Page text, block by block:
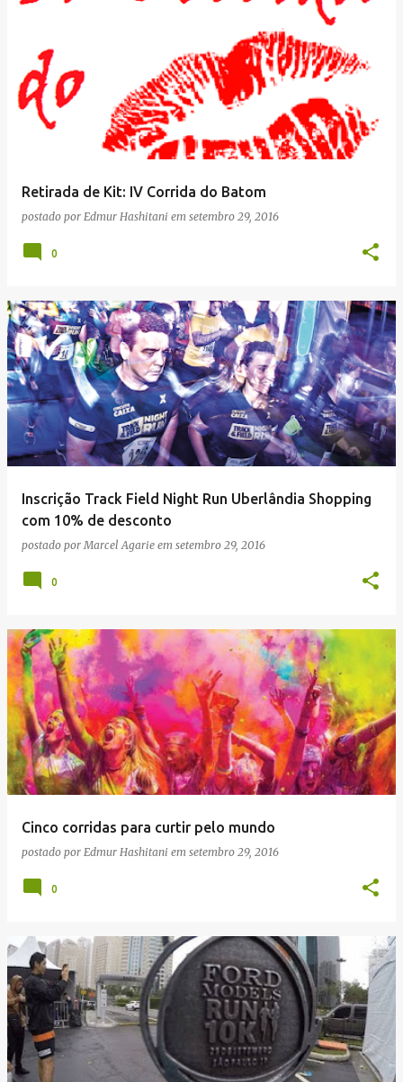
Retirada de Kit: IV Corrida do Batom
postado por Edmur Hashitani em setembro 29, 2016
0
Inscrição Track Field Night Run Uberlândia Shopping
com 10% de desconto
postado porMarcel Agarie em setembro 29, 2016
0
Cinco corridas para curtir pelo mundo
postado por Edmur Hashitani em setembro 29, 2016
0